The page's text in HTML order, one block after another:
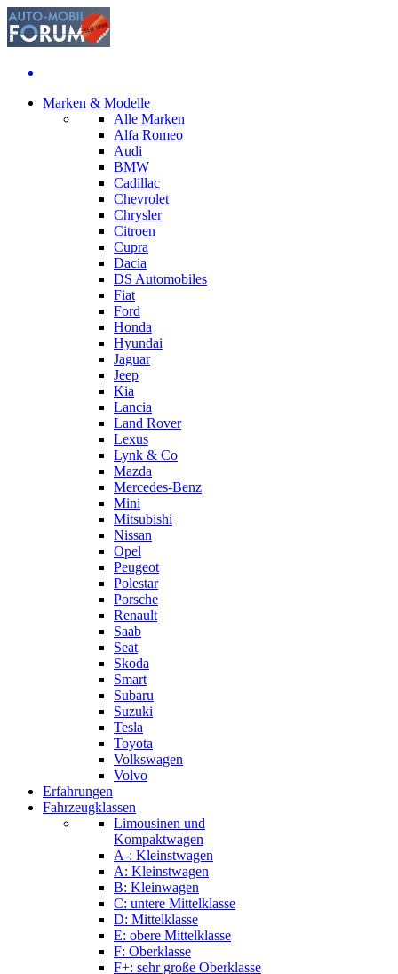
Marken & Modelle
Alle Marken
Alfa Romeo
Audi
BMW
Cadillac
Chevrolet
Chrysler
Citroen
Cupra
Dacia
DS Automobiles
Fiat
Ford
Honda
Hyundai
Jaguar
Jeep
Kia
Lancia
Land Rover
Lexus
Lynk & Co
Mazda
Mercedes-Benz
Mini
Mitsubishi
Nissan
Opel
Peugeot
Polestar
Porsche
Renault
Saab
Seat
Skoda
Smart
Subaru
Suzuki
Tesla
Toyota
Volkswagen
Volvo
Erfahrungen
Fahrzeugklassen
Limousinen und
Kompaktwagen
A-: Kleinstwagen
A: Kleinstwagen
B: Kleinwagen
C: untere Mittelklasse
D: Mittelklasse
E: obere Mittelklasse
F: Oberklasse
F+: sehr große Oberklasse